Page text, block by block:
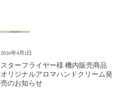
2026年4月1日
スターフライヤー様 機内販売商品
オリジナルアロマハンドクリーム発
売のお知らせ